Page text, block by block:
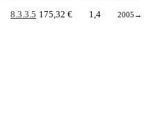
8.3.3.5 175,32 € 1,4 2005 →